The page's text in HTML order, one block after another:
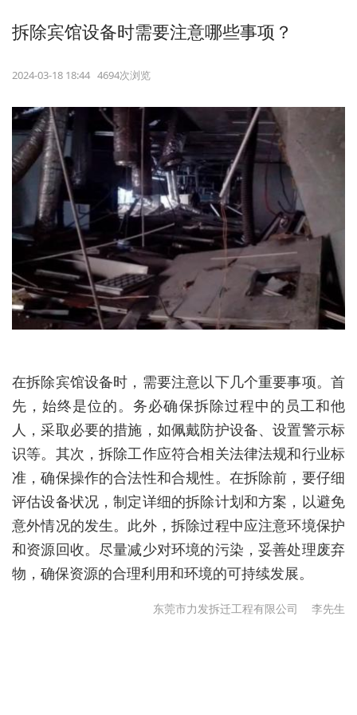
拆除宾馆设备时需要注意哪些事项？
2024-03-18 18:44 4694次浏览
在拆除宾馆设备时，需要注意以下几个重要事项。首
先，始终是位的。务必确保拆除过程中的员工和他
人，采取必要的措施，如佩戴防护设备、设置警示标
识等。其次，拆除工作应符合相关法律法规和行业标
准，确保操作的合法性和合规性。在拆除前，要仔细
评估设备状况，制定详细的拆除计划和方案，以避免
意外情况的发生。此外，拆除过程中应注意环境保护
和资源回收。尽量减少对环境的污染，妥善处理废弃
物，确保资源的合理利用和环境的可持续发展。
东莞市力发拆迁工程有限公司 李先生